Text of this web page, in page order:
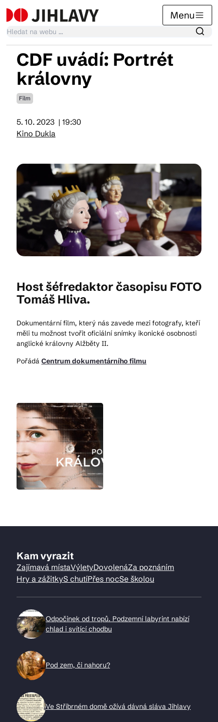
Menu
Kalendář akcí
Tradiční akce
Články
Suvenýry
Praktické info
Kam vyrazit
CS EN DE
CDF uvádí: Portrét
královny
Film
5. 10. 2023 | 19:30
Kino Dukla
Host šéfredaktor časopisu FOTO
Tomáš Hliva.
Dokumentární film, který nás zavede mezi fotografy, kteří
měli tu možnost tvořit oficiální snímky ikonické osobnosti
anglické královny Alžběty II.
Pořádá Centrum dokumentárního filmu
Kam vyrazit
Zajímavá místaVýletyDovolenáZa poznáním
Hry a zážitkyS chutíPřes nocSe školou
Odpočinek od tropů. Podzemní labyrint nabízí
chlad i svítící chodbu
Pod zem, či nahoru?
Ve Stříbrném domě ožívá dávná sláva Jihlavy